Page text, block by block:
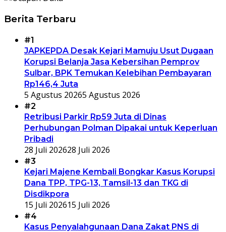
Berita Terbaru
#1
JAPKEPDA Desak Kejari Mamuju Usut Dugaan
Korupsi Belanja Jasa Kebersihan Pemprov
Sulbar, BPK Temukan Kelebihan Pembayaran
Rp146,4 Juta
5 Agustus 20265 Agustus 2026
#2
Retribusi Parkir Rp59 Juta di Dinas
Perhubungan Polman Dipakai untuk Keperluan
Pribadi
28 Juli 202628 Juli 2026
#3
Kejari Majene Kembali Bongkar Kasus Korupsi
Dana TPP, TPG-13, Tamsil-13 dan TKG di
Disdikpora
15 Juli 202615 Juli 2026
#4
Kasus Penyalahgunaan Dana Zakat PNS di